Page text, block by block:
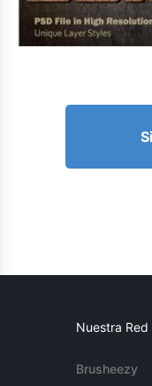
Nuestra Red
Brusheezy